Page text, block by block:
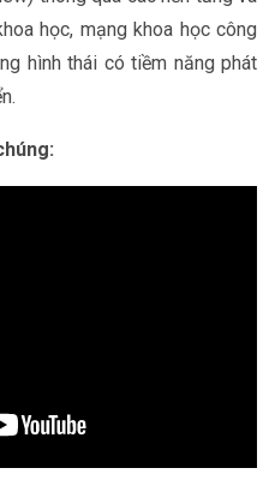
học, mạng khoa học công
hình thái có tiềm năng phát